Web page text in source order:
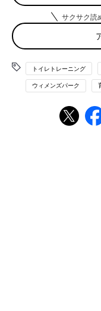
4歳くらいになると、
が、夜のおむつをいつ
いですね。
先輩ママからののアド
「防水おねしょシーツ
「寝る直前に出ないと
サクサク読
トイレトレーニング
ウィメンズパーク